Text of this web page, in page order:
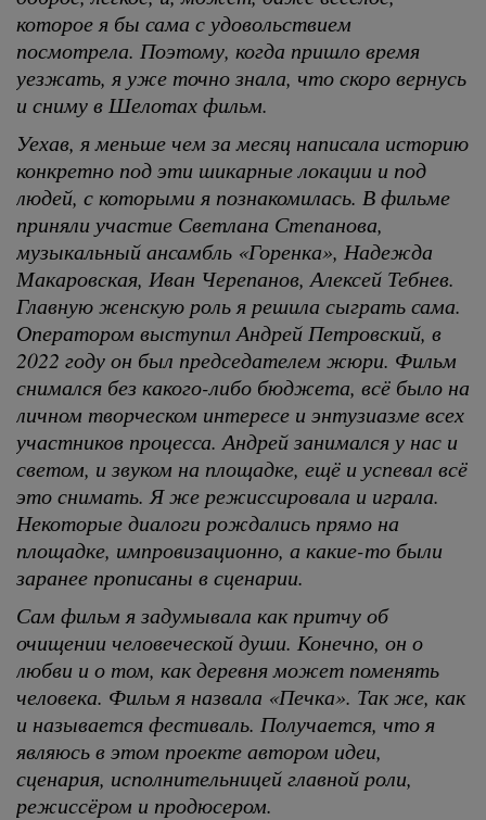
которое я бы сама с удовольствием
посмотрела. Поэтому, когда пришло время
уезжать, я уже точно знала, что скоро вернусь
и сниму в Шелотах фильм.
Уехав, я меньше чем за месяц написала историю
конкретно под эти шикарные локации и под
людей, с которыми я познакомилась. В фильме
приняли участие Светлана Степанова,
музыкальный ансамбль «Горенка», Надежда
Макаровская, Иван Черепанов, Алексей Тебнев.
Главную женскую роль я решила сыграть сама.
Оператором выступил Андрей Петровский, в
2022 году он был председателем жюри. Фильм
снимался без какого-либо бюджета, всё было на
личном творческом интересе и энтузиазме всех
участников процесса. Андрей занимался у нас и
светом, и звуком на площадке, ещё и успевал всё
это снимать. Я же режиссировала и играла.
Некоторые диалоги рождались прямо на
площадке, импровизационно, а какие-то были
заранее прописаны в сценарии.
Сам фильм я задумывала как притчу об
очищении человеческой души. Конечно, он о
любви и о том, как деревня может поменять
человека. Фильм я назвала «Печка». Так же, как
и называется фестиваль. Получается, что я
являюсь в этом проекте автором идеи,
сценария, исполнительницей главной роли,
режиссёром и продюсером.